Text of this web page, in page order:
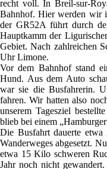
recht voll. In Breil-sur-
Bahnhof. Hier werden wir
der GR52A führt durch
Hauptkamm der
Gebiet. Nach zahlreichen
Uhr Limone.
Vor dem Bahnhof stand
Hund. Aus dem Auto
war sie die Busfahrerin.
fahren. Wir hatten also
unserem Tagesziel
blieb bei einem
Die Busfahrt dauerte
Wanderweges abgesetzt.
etwa 15 Kilo schweren
Jahr noch nicht